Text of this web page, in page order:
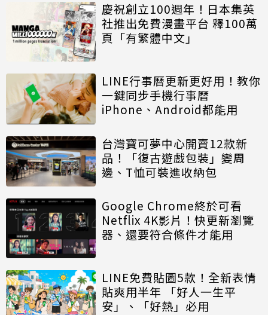
慶祝創立100週年！日本集英
社推出免費漫畫平台 釋100萬
頁「有繁體中文」
LINE行事曆更新更好用！教你
一鍵同步手機行事曆
iPhone、Android都能用
台灣寶可夢中心開賣12款新
品！「復古遊戲包裝」變周
邊、T恤可裝進收納包
Google Chrome終於可看
Netflix 4K影片！快更新瀏覽
器、還要符合條件才能用
LINE免費貼圖5款！全新表情
貼爽用半年 「好人一生平
安」、「好熱」必用